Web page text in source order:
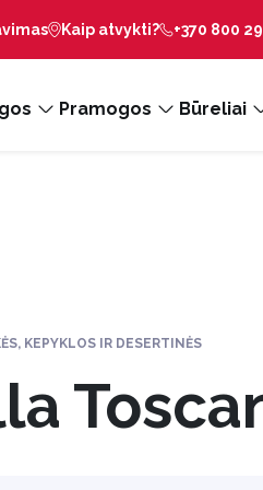
Kaip atvykti? +370 800
Pramogos Būreliai
KEPYKLOS IR DESERTINĖS